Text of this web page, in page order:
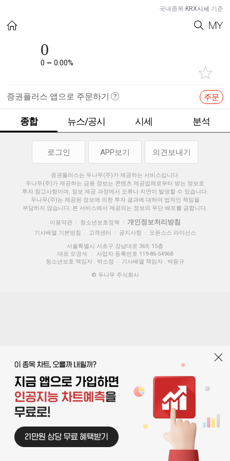
국내종목 KRX시세 기준
0
0 0.00%
증권플러스 앱으로 주문하기 주문
종합 뉴스/공시 시세 분석
로그인 APP보기 의견보내기
증권플러스는 두나무(주)가 제공하는 서비스입니다.
두나무(주)가 제공하는 금융 정보는 콘텐츠 제공업체로부터 받는 정보로
투자 참고사항이며, 정보 제공 과정에서 오류나 지연이 발생할 수 있습니다.
두나무(주)는 제공된 정보에 의한 투자 결과에 대하여 법적인 책임을
부담하지 않습니다. 본 서비스에서 제공되는 정보의 무단 배포를 금합니다.
이용약관 청소년보호정책 개인정보처리방침
기사배열 기본방침 고객센터 공지사항
오픈소스 라이선스
서울특별시 서초구 강남대로 369, 15층
대표 오경석
사업자 등록번호 119-86-54968
청소년보호 책임자 : 박소정
기사배열 책임자 : 박동규
© 두나무 주식회사